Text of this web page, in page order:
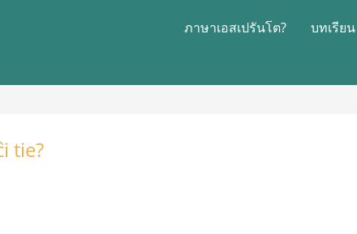
ภาษาเอสเปรันโต? บทเรียน
tie?